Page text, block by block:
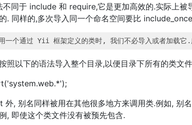
同于 include 和 require,它是更加高效的.实际上
. 同样的,多次导入同一个命名空间要比
照以下的语法导入整个目录,以便目录下所有的类文
外, 别名同样被用在其他很多地方来调用类.例如,
, 即使这个类文件没有被预先包含.